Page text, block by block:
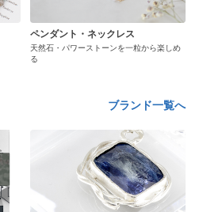
ペンダント・ネックレス
天然石・パワーストーンを一粒から楽しめ
る
ブランド一覧へ